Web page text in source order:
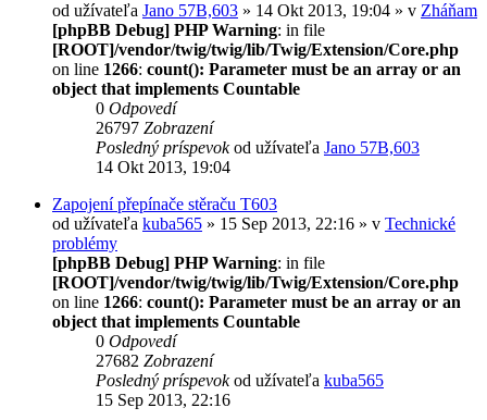
od užívateľa Jano 57B,603 » 14 Okt 2013, 19:04 » v Zháňam
[phpBB Debug] PHP Warning: in file
[ROOT]/vendor/twig/twig/lib/Twig/Extension/Core.php
on line 1266: count(): Parameter must be an array or an
object that implements Countable
0 Odpovedí
26797 Zobrazení
Posledný príspevokod užívateľa Jano 57B,603
14 Okt 2013, 19:04
Zapojení přepínače stěraču T603
od užívateľa kuba565 » 15 Sep 2013, 22:16 » v Technické
problémy
[phpBB Debug] PHP Warning: in file
[ROOT]/vendor/twig/twig/lib/Twig/Extension/Core.php
on line 1266: count(): Parameter must be an array or an
object that implements Countable
0 Odpovedí
27682 Zobrazení
Posledný príspevokod užívateľa kuba565
15 Sep 2013, 22:16